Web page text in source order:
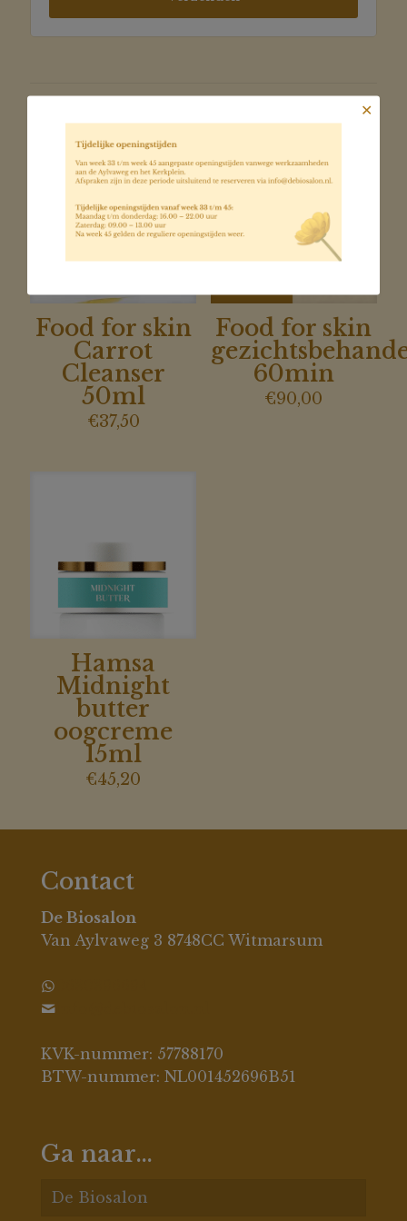
Food for skin
Carrot
Cleanser
50ml
€37,50
Food for skin
60min
€90,00
Hamsa
Midnight
butter
oogcreme
15ml
€45,20
Contact
De Biosalon
Van Aylvaweg 3 8748CC Witmarsum
KVK-nummer: 57788170
BTW-nummer: NL001452696B51
Ga naar…
De Biosalon
✕